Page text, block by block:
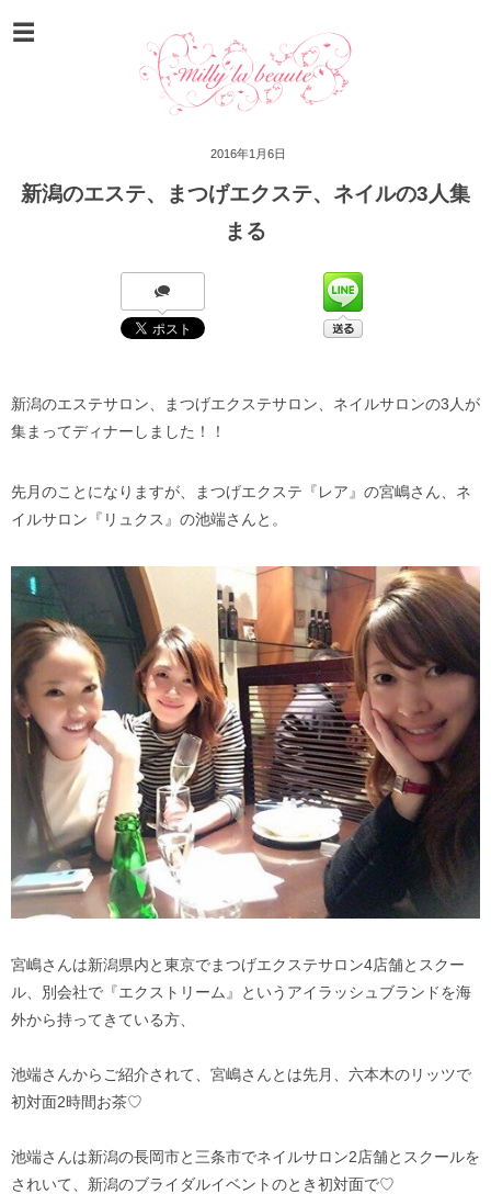
2016年1月6日
新潟のエステ、まつげエクステ、ネイルの3人集
まる
新潟のエステサロン、まつげエクステサロン、ネイルサロンの3人が
集まってディナーしました！！
先月のことになりますが、まつげエクステ『レア』の宮嶋さん、ネ
イルサロン『リュクス』の池端さんと。
宮嶋さんは新潟県内と東京でまつげエクステサロン4店舗とスクー
ル、別会社で『エクストリーム』というアイラッシュブランドを海
外から持ってきている方、
池端さんからご紹介されて、宮嶋さんとは先月、六本木のリッツで
初対面2時間お茶♡
池端さんは新潟の長岡市と三条市でネイルサロン2店舗とスクールを
されいて、新潟のブライダルイベントのとき初対面で♡